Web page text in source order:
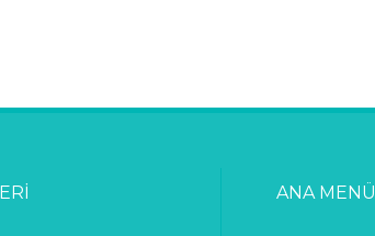
ANA MENÜ